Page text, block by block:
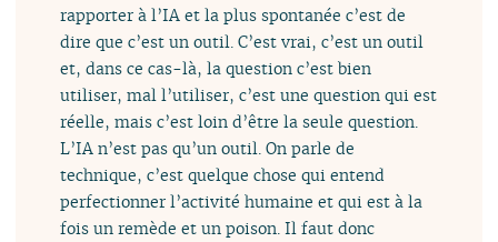
rapporter à l’IA et la plus spontanée c’est de
dire que c’est un outil. C’est vrai, c’est un outil
et, dans ce cas-là, la question c’est bien
utiliser, mal l’utiliser, c’est une question qui est
réelle, mais c’est loin d’être la seule question.
L’IA n’est pas qu’un outil. On parle de
technique, c’est quelque chose qui entend
perfectionner l’activité humaine et qui est à la
fois un remède et un poison. Il faut donc